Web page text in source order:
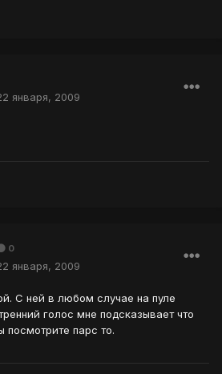
января, 2009
0
января, 2009
С ней в любом случае на пуле
голос мне подсказывает что
посмотрите парс то.